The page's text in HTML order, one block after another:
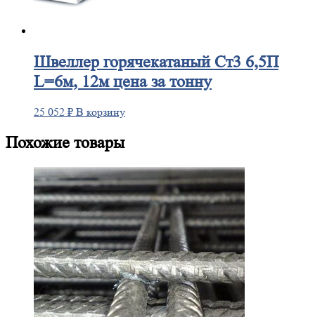
Швеллергорячекатаный Ст3 6,5П
L=6м, 12м цена за тонну
25 052 ₽ В корзину
Похожие товары